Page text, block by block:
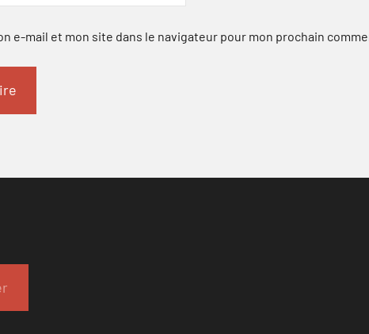
e-mail et mon site dans le navigateur pour mon prochain